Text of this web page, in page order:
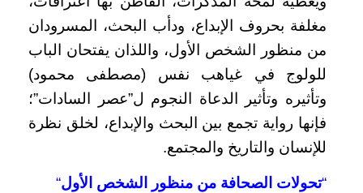
مغلفة بحروف الإبداع، ودأب البحث، المسرودان
من منظور الشخص الأول، واللذان يفتحان الباب
للولوج في غياهب نفس (مصطفى محمود)
وتأثيره وتأثير الدعاة النجوم ل”عصر السادات”؛
فإنها رواية تجمع بين البحث والإبداع، لخلق نظرة
للإنسان والتاريخ والمجتمع.
“تحولات الصحافة من منظور الشخص الأول“